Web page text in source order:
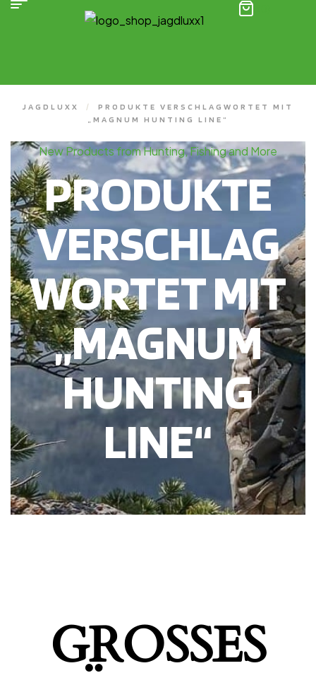
JAGDLUXX /
PRODUKTE VERSCHLAGWORTET MIT
„MAGNUM HUNTING LINE“
New Products from Hunting, Fishing and More
PRODUKTE
VERSCHLAG
WORTET MIT
„MAGNUM
HUNTING
LINE“
GROSSES K